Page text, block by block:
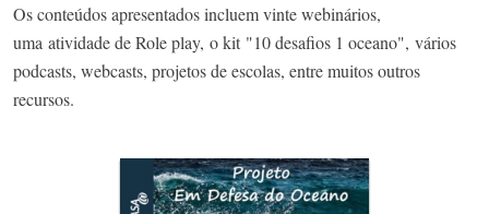
Os conteúdos apresentados incluem vinte webinários,
uma atividade de Role play, o kit "10 desafios 1 oceano", vários
podcasts, webcasts, projetos de escolas, entre muitos outros
recursos.​